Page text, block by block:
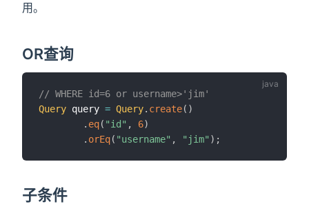
用。
OR查询
// WHERE id=6 or username>'jim'
Query query = Query. create( )
. eq( "id" , 6)
. orEq( "username" , "jim" ) ;
子条件